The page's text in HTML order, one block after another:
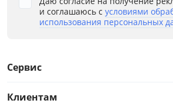
и соглашаюсь с условиями
использования персональных
Сервис
Клиентам